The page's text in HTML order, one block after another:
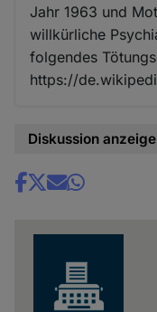
Jahr 1963 und
willkürliche
folgendes
https://
Diskussion
Share